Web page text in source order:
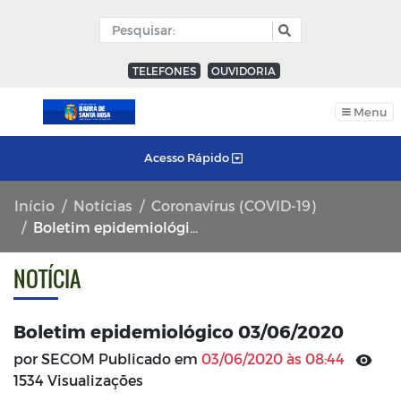
TELEFONES OUVIDORIA
Menu
Acesso Rápido
Início Notícias
Coronavírus (COVID-19)
Boletim epidemiológico 03/06/2020
NOTÍCIA
Boletim epidemiológico 03/06/2020
por SECOM Publicado em 03/06/2020 às 08:44
1534 Visualizações